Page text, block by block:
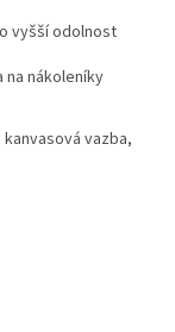
vyšší odolnost
nákoleníky
vazba,